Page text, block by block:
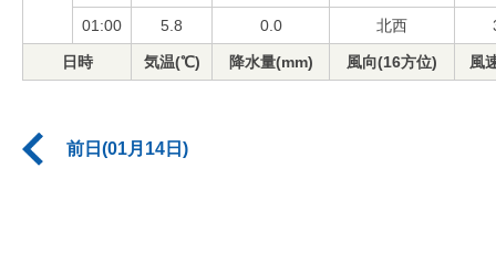
01:00 5.8 0.0 北西
日時 気温(℃) 降水量(mm) 風向(16方位) 風
前日(01月14日)